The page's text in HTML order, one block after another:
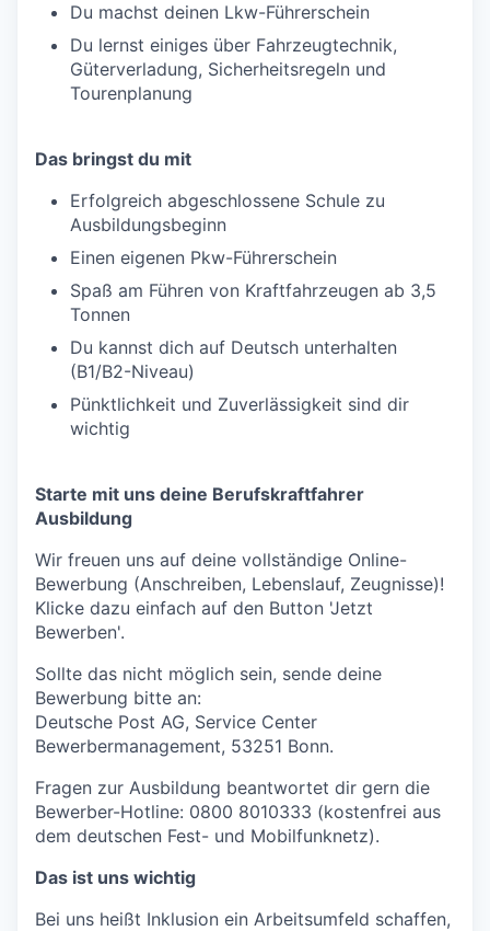
Du machst deinen Lkw-Führerschein
Du lernst einiges über Fahrzeugtechnik,
Güterverladung, Sicherheitsregeln und
Tourenplanung
Das bringst du mit
Erfolgreich abgeschlossene Schule zu
Ausbildungsbeginn
Einen eigenen Pkw-Führerschein
Spaß am Führen von Kraftfahrzeugen ab 3,5
Tonnen
Du kannst dich auf Deutsch unterhalten
(B1/B2-Niveau)
Pünktlichkeit und Zuverlässigkeit sind dir
wichtig
Starte mit uns deine Berufskraftfahrer
Ausbildung
Wir freuen uns auf deine vollständige Online-
Bewerbung (Anschreiben, Lebenslauf, Zeugnisse)!
Klicke dazu einfach auf den Button 'Jetzt
Bewerben'.
Sollte das nicht möglich sein, sende deine
Bewerbung bitte an:
Deutsche Post AG, Service Center
Bewerbermanagement, 53251 Bonn.
Fragen zur Ausbildung beantwortet dir gern die
Bewerber-Hotline: 0800 8010333 (kostenfrei aus
dem deutschen Fest- und Mobilfunknetz).
Das ist uns wichtig
Bei uns heißt Inklusion ein Arbeitsumfeld schaffen,